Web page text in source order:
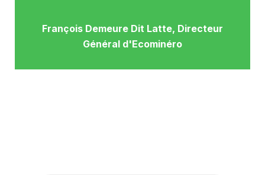
François Demeure Dit Latte, Directeur
Général d'Ecominéro